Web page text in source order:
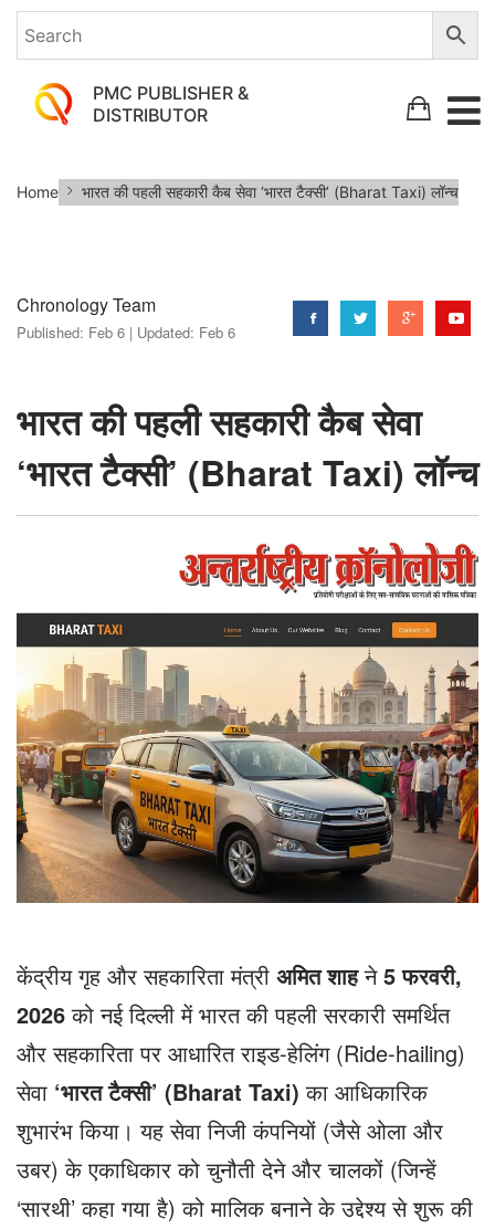
PMC PUBLISHER &
DISTRIBUTOR
की
कैब
सेवा
टैक्सी’
(Bharat
Taxi)
लॉन्च
Home भारत की पहली सहकारी कैब सेवा ‘भारत टैक्सी’ (Bharat Taxi) लॉन्च
Chronology Team
Published: Feb 6 | Updated: Feb 6
भारत की पहली सहकारी कैब सेवा
‘भारत टैक्सी’ (Bharat Taxi) लॉन्च
केंद्रीय गृह और सहकारिता मंत्री अमित शाहने5फरवरी,
2026को नई दिल्ली में भारत की पहली सरकारी समर्थित
और सहकारिता पर आधारित राइड-हेलिंग (Ride-hailing)
सेवा ‘भारत टैक्सी’ (Bharat Taxi) का आधिकारिक
शुभारंभ किया। यह सेवा निजी कंपनियों (जैसे ओला और
उबर) के एकाधिकार को चुनौती देने और चालकों (जिन्हें
‘सारथी’ कहा गया है) को मालिक बनाने के उद्देश्य से शुरू की